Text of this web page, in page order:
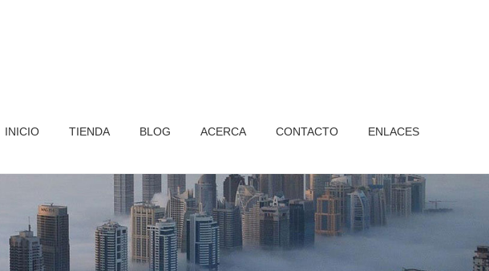
INICIO TIENDA BLOG ACERCA CONTACTO ENLACES